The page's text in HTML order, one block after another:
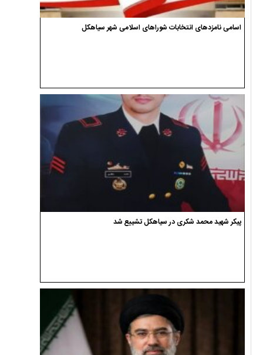
اسامی نامزدهای انتخابات شوراهای اسلامی شهر سیاهکل
پیکر شهید محمد شکری در سیاهکل تشییع شد